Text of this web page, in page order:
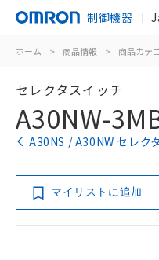
制御機器
ホーム > 商品情報 > 商品カテ
セレクタスイッチ
A30NW-
A30NS / A30NW セレク
マイリストに追加